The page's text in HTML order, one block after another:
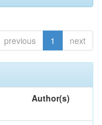
previous 1 next
Author(s)